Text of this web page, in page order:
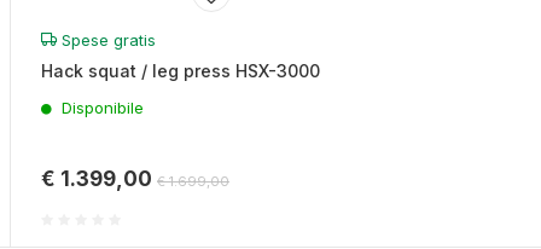
Spese gratis
Hack squat / leg press HSX-3000
Disponibile
€ 1.399,00 € 1.699,00